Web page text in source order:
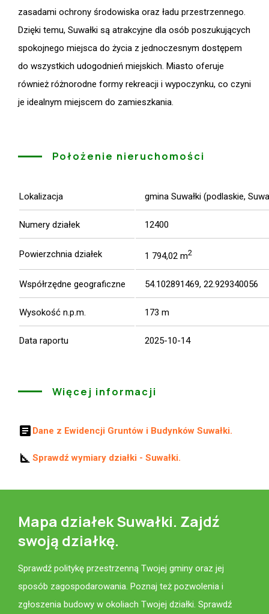
zasadami ochrony środowiska oraz ładu przestrzennego.
Dzięki temu, Suwałki są atrakcyjne dla osób poszukujących
spokojnego miejsca do życia z jednoczesnym dostępem
do wszystkich udogodnień miejskich. Miasto oferuje
również różnorodne formy rekreacji i wypoczynku, co czyni
je idealnym miejscem do zamieszkania.
Położenie nieruchomości
Lokalizacja gmina Suwałki (podlaskie,
Numery działek 12400
Powierzchnia działek 1 794,02 m2
Współrzędne geograficzne 54.102891469, 22.929340056
Wysokość n.p.m. 173 m
Data raportu 2025-10-14
Więcej informacji
article Dane z Ewidencji Gruntów i Budynków Suwałki.
square_foot Sprawdź wymiary działki - Suwałki.
Mapa działek Suwałki. Zajdź
swoją działkę.
Sprawdź politykę przestrzenną Twojej gminy oraz jej
sposób zagospodarowania. Poznaj też pozwolenia i
zgłoszenia budowy w okoliach Twojej działki. Sprawdź